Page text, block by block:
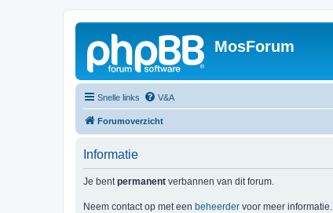
MosForum
Snelle links V&A
Forumoverzicht
Informatie
Je bentpermanent verbannen van dit forum.
Neem contact op met een beheerder voor meer informatie.